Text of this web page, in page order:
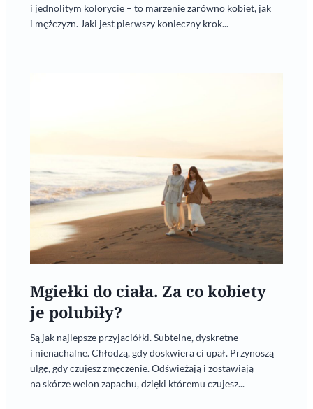
i jednolitym kolorycie – to marzenie zarówno kobiet, jak
i mężczyzn. Jaki jest pierwszy konieczny krok...
Mgiełki do ciała. Za co kobiety
je polubiły?
Są jak najlepsze przyjaciółki. Subtelne, dyskretne
i nienachalne. Chłodzą, gdy doskwiera ci upał. Przynoszą
ulgę, gdy czujesz zmęczenie. Odświeżają i zostawiają
na skórze welon zapachu, dzięki któremu czujesz...